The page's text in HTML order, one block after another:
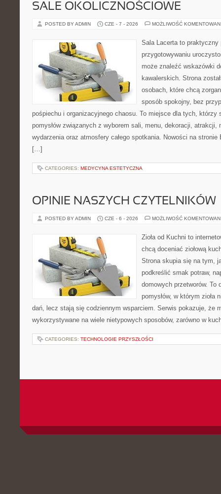
SALE OKOLICZNOŚCIOWE
POSTED BY ADMIN CZE - 7 - 2026 MOŻLIWOŚĆ
Sala Lacerta to praktyczny
przygotowywaniu
może znaleźć wskazówki
kawalerskich. Strona
osobach, które chcą
sposób spokojny, bez
pośpiechu i organizacyjnego chaosu. To miejsce dla tych, którzy
pomysłów związanych z wyborem sali, menu, dekoracji, atrakcji,
wydarzenia oraz atmosfery całego spotkania. Nowości na
[…]
CATEGORIES: MEDYCYNA ESTETYCZNA
OPINIE NASZYCH CZYTELNIKÓW
POSTED BY ADMIN CZE - 6 - 2026 MOŻLIWOŚĆ
Zioła od Kuchni to
chcą doceniać ziołową
Strona skupia się na tym,
podkreślić smak potraw,
domowych przetworów. To
pomysłów, w którym zioła
dań, lecz stają się codziennym wsparciem. Serwis pokazuje, że
wykorzystywane na wiele nietypowych sposobów, zarówno w
CATEGORIES: TECHNOLOGIE PRZYSZŁOŚCI